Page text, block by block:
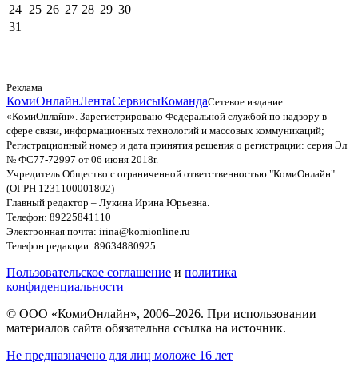
24 25 26 27 28 29 30
31
Реклама
КомиОнлайнЛентаСервисыКомандаСетевое издание
«КомиОнлайн». Зарегистрировано Федеральной службой по надзору в
сфере связи, информационных технологий и массовых коммуникаций;
Регистрационный номер и дата принятия решения о регистрации: серия Эл
№ ФС77-72997 от 06 июня 2018г.
Учредитель Общество с ограниченной ответственностью "КомиОнлайн"
(ОГРН 1231100001802)
Главный редактор – Лукина Ирина Юрьевна.
Телефон: 89225841110
Электронная почта: irina@komionline.ru
Телефон редакции: 89634880925
Пользовательское соглашение и политика
конфиденциальности
© ООО «КомиОнлайн», 2006–2026. При использовании
материалов сайта обязательна ссылка на источник.
Не предназначено для лиц моложе 16 лет